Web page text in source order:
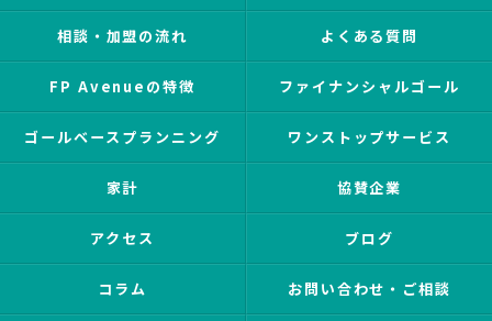
相談・加盟の流れ よくある質問
FP Avenueの特徴 ファイナンシャルゴール
ゴールベースプランニング ワンストップサービス
家計 協賛企業
アクセス ブログ
コラム お問い合わせ・ご相談